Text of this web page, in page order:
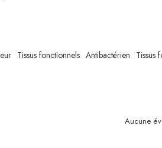
Tissus fonctionnels Antibactérien Tissus
Aucune